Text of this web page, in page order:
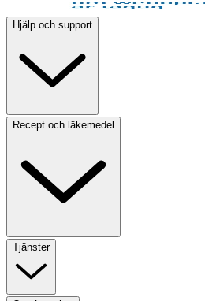
Hjälp och support
Recept och läkemedel
Tjänster